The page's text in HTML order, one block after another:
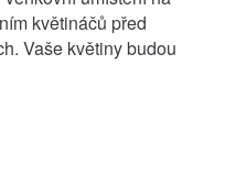
květináčů před
Vaše květiny budou